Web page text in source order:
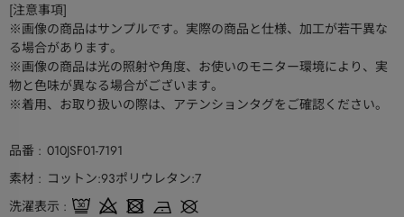
[注意事項]
※画像の商品はサンプルです。実際の商品と仕様、加工が若干異な
る場合があります。
※画像の商品は光の照射や角度、お使いのモニター環境により、実
物と色味が異なる場合がございます。
※着用、お取り扱いの際は、アテンションタグをご確認ください。
品番
010JSF01-7191
素材
コットン:93ポリウレタン:7
洗濯表示